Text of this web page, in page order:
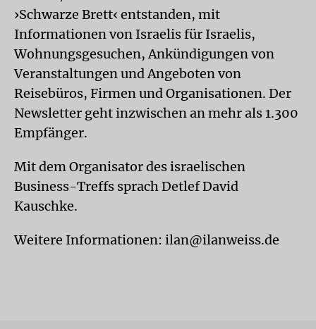
›Schwarze Brett‹ entstanden, mit
Informationen von Israelis für Israelis,
Wohnungsgesuchen, Ankündigungen von
Veranstaltungen und Angeboten von
Reisebüros, Firmen und Organisationen. Der
Newsletter geht inzwischen an mehr als 1.300
Empfänger.
Mit dem Organisator des israelischen
Business-Treffs sprach Detlef David
Kauschke.
Weitere Informationen: ilan@ilanweiss.de